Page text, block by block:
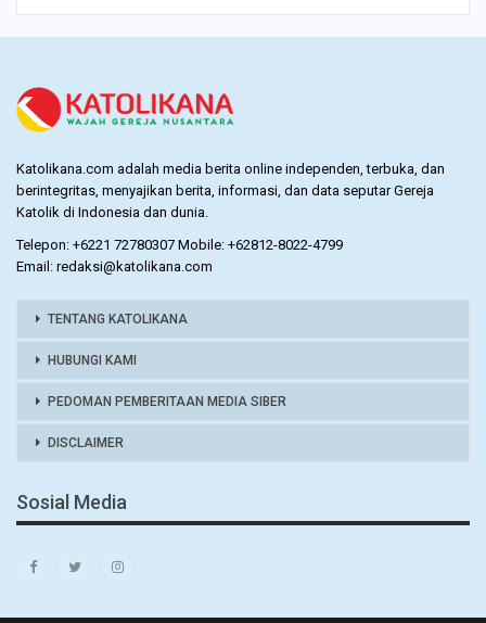
Katolikana.com adalah media berita online independen, terbuka, dan
berintegritas, menyajikan berita, informasi, dan data seputar Gereja
Katolik di Indonesia dan dunia.
Telepon: +6221 72780307 Mobile: +62812-8022-4799
Email: redaksi@katolikana.com
TENTANG KATOLIKANA
HUBUNGI KAMI
PEDOMAN PEMBERITAAN MEDIA SIBER
DISCLAIMER
Sosial Media